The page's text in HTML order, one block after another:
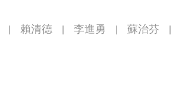
賴清德 李進勇 蘇治芬